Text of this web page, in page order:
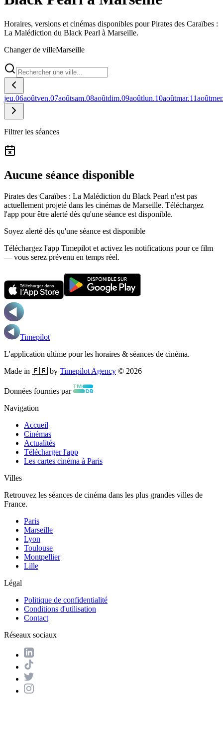
Horaires, versions et cinémas disponibles pour Pirates des Caraïbes :
La Malédiction du Black Pearl à Marseille.
Changer de villeMarseille
jeu.06aoûtven.07aoûtsam.08aoûtdim.09aoûtlun.10aoûtmar.11août
Filtrer les séances
Aucune séance disponible
Pirates des Caraïbes : La Malédiction du Black Pearl n'est pas
actuellement projeté dans les cinémas de Marseille. Téléchargez
l'app pour être alerté dès qu'une séance est disponible.
Soyez alerté dès qu'une séance est disponible
Téléchargez l'app Timepilot et activez les notifications pour ce film
— vous serez prévenu en temps réel.
Timepilot
L'application ultime pour les horaires & séances de cinéma.
Made in 🇫🇷 by Timepilot Agency © 2026
Données fournies par
Navigation
Accueil
Cinémas
Actualités
Télécharger l'app
Les cartes cinéma à Paris
Villes
Retrouvez les séances de cinéma dans les plus grandes villes de
France.
Paris
Marseille
Lyon
Toulouse
Montpellier
Lille
Légal
Politique de confidentialité
Conditions d'utilisation
Contact
Réseaux sociaux